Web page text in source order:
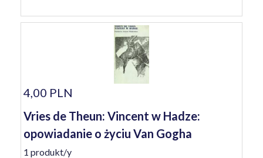
4,00 PLN
Vries de Theun: Vincent w Hadze:
opowiadanie o życiu Van Gogha
1 produkt/y